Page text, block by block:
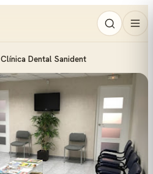
Clínica Dental Sanident